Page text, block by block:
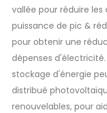
vallée pour réduire
puissance de pic &
pour obtenir une
dépenses
stockage d'énergie
distribué
renouvelables, pour